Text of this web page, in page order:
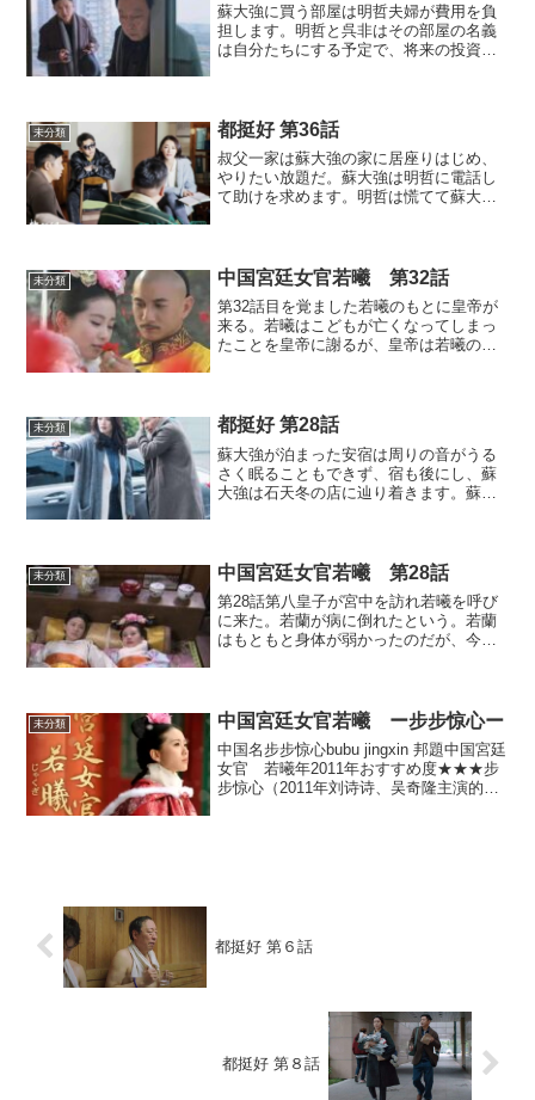
蘇大強に買う部屋は明哲夫婦が費用を負
担します。明哲と呉非はその部屋の名義
は自分たちにする予定で、将来の投資に
入れてしまいます。蘇大強...
未分類 都挺好 第36話
叔父一家は蘇大強の家に居座りはじめ、
やりたい放題だ。蘇大強は明哲に電話し
て助けを求めます。明哲は慌てて蘇大強
と言い出します。明哲は明...
未分類 中国宮廷女官若曦 第32話
第32話目を覚ました若曦のもとに皇帝が
来る。若曦はこどもが亡くなってしまっ
たことを皇帝に謝るが、皇帝は若曦の身
うと約束し、二人は抱き...
未分類 都挺好 第28話
蘇大強が泊まった安宿は周りの音がうる
さく眠ることもできず、宿も後にし、蘇
大強は石天冬の店に辿り着きます。蘇大
冬が明玉に電話すると、蘇...
未分類 中国宮廷女官若曦 第28話
第28話第八皇子が宮中を訪れ若曦を呼び
に来た。若蘭が病に倒れたという。若蘭
はもともと身体が弱かったのだが、今回
いと話した。そして、二...
未分類 中国宮廷女官若曦 ー步步惊心ー
中国名步步惊心bubu jingxin 邦題中国宮廷
女官 若曦年2011年おすすめ度★★★步
步惊心（2011年刘诗诗、吴奇隆主演的电
都挺好 第６話
都挺好 第８話